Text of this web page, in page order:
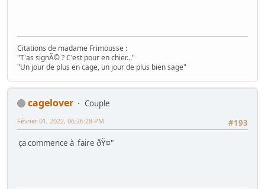
Citations de madame Frimousse :
"T'as signÃ© ? C'est pour en chier..."
"Un jour de plus en cage, un jour de plus bien sage"
cagelover
Couple
#193
Février 01, 2022, 06:26:28 PM
ça commence à faire ðŸ¤"